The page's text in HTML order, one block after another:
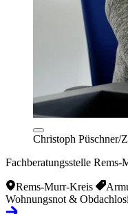
Christoph Püschner/
Fachberatungsstelle
Rems-Murr-Kreis
Wohnungsnot &